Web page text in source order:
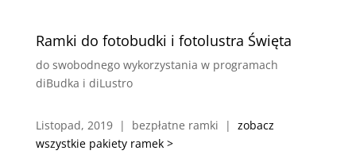
Ramki do fotobudki i fotolustra Święta
do swobodnego wykorzystania w programach
diBudka i diLustro
Listopad, 2019 | bezpłatne ramki | zobacz
wszystkie pakiety ramek >